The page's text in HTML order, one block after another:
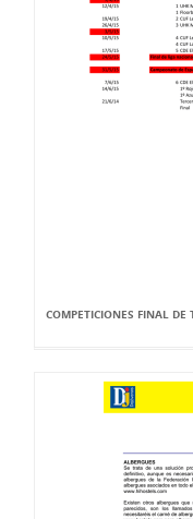
COMPETICIONES FINAL